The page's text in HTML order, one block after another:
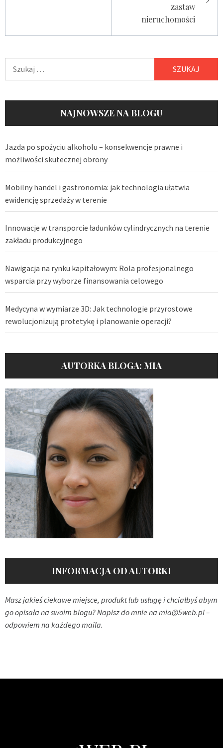
zastaw
nieruchomości
NAJNOWSZE NA BLOGU
Jazda po spożyciu alkoholu – konsekwencje prawne i
możliwości skutecznej obrony
Mobilny handel i gastronomia: jak technologia ułatwia
ewidencję sprzedaży w terenie
Innowacje w transporcie ładunków cylindrycznych na terenie
zakładu produkcyjnego
Nawigacja na rynku kapitałowym: Rola profesjonalnego
wsparcia przy wyborze finansowania celowego
Medycyna w wymiarze 3D: Jak technologie przyrostowe
rewolucjonizują protetykę i planowanie operacji?
AUTORKA BLOGA: MIA
INFORMACJA OD AUTORKI
Masz jakieś ciekawe miejsce, produkt lub usługę i chciałbyś abym
go opisała na swoim blogu? Napisz do mnie na mia@5web.pl–
odpowiem na każdego maila.